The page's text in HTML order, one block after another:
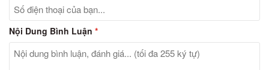
Nội Dung Bình Luận *